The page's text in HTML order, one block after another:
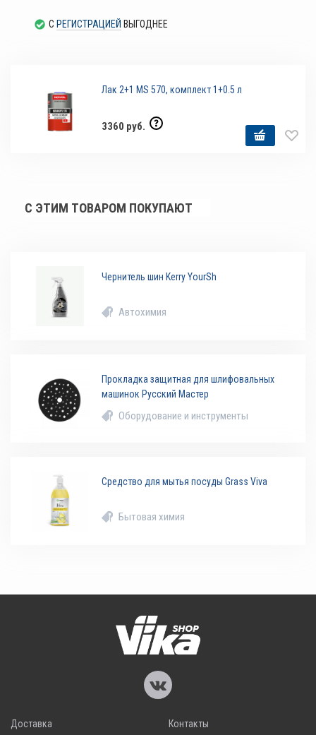
С РЕГИСТРАЦИЕЙ ВЫГОДНЕЕ
Лак 2+1 MS 570, комплект 1+0.5 л
3360 руб.
С ЭТИМ ТОВАРОМ ПОКУПАЮТ
Чернитель шин Kerry YourSh
Автохимия
Прокладка защитная для шлифовальных
машинок Русский Мастер
Оборудование и инструменты
Средство для мытья посуды Grass Viva
Бытовая химия
Доставка Контакты